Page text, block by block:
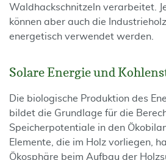
Waldhackschnitzeln verarbeitet.
können aber auch die
energetisch verwendet werden.
Solare Energie und
Die biologische Produktion des
bildet die Grundlage für die
Speicherpotentiale in den
Elemente, die im Holz vorliegen,
Ökosphäre beim Aufbau der